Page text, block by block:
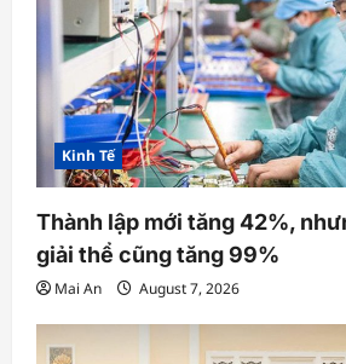
Kinh Tế
Thành lập mới tăng 42%,
giải thể cũng tăng 99%
Mai An August 7, 2026